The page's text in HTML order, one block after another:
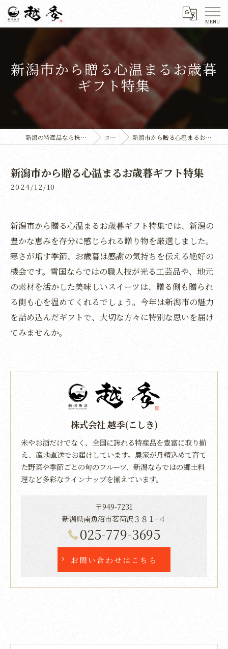
新潟市から贈る心温まるお歳暮
ギフト特集
新潟の特産品なら株式会社越季 コラム 新潟市から贈る心温まるお歳暮ギフト特集
新潟市から贈る心温まるお歳暮ギフト特集
2024/12/10
新潟市から贈る心温まるお歳暮ギフト特集では、新潟の
豊かな恵みを存分に感じられる贈り物を厳選しました。
寒さが増す季節、お歳暮は感謝の気持ちを伝える絶好の
機会です。雪国ならではの職人技が光る工芸品や、地元
の素材を活かした美味しいスイーツは、贈る側も贈られ
る側も心を温めてくれるでしょう。今年は新潟市の魅力
を詰め込んだギフトで、大切な方々に特別な思いを届け
てみませんか。
株式会社 越季(こしき)
米やお酒だけでなく、全国に誇れる特産品を豊富に取り揃
え、産地直送でお届けしています。農家が丹精込めて育て
た野菜や季節ごとの旬のフルーツ、新潟ならではの郷土料
理など多彩なラインナップを揃えています。
〒949-7231
新潟県南魚沼市茗荷沢３８１−４
025-779-3695
お問い合わせはこちら